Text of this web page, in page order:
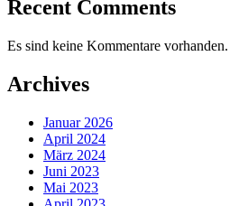
Recent Comments
Es sind keine Kommentare vorhanden.
Archives
Januar 2026
April 2024
März 2024
Juni 2023
Mai 2023